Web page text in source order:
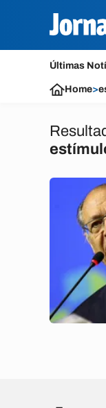
Últimas
Home>